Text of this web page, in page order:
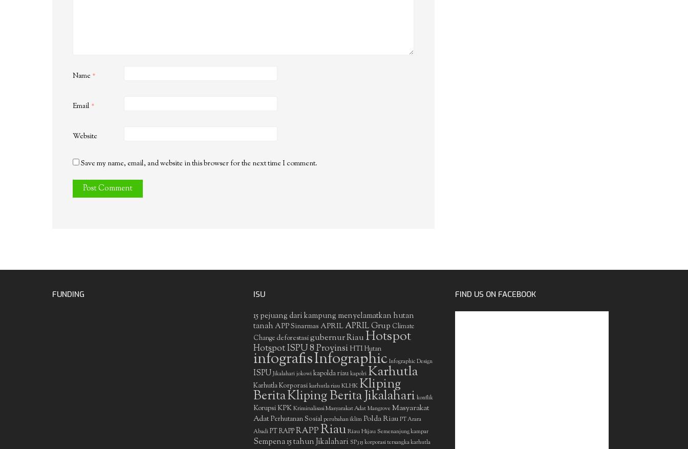
Name *
Email *
Website
Save my name, email, and website in this browser for the next time I comment.
FUNDING ISU
15 pejuang dari kampung menyelamatkan hutan
tanah APP Sinarmas APRIL APRIL Grup Climate
Change deforestasigubernur RiauHotspot
Hotspot ISPU 8 ProvinsiHTIHutan
infografisInfographic Infographic Design
ISPU Jikalahari jokowi kapolda riau kapolri Karhutla
Karhutla Korporasi karhutla riau KLHKKliping
BeritaKliping Berita Jikalahari konflik
Korupsi KPK Kriminalisasi Masyarakat Adat Mangrove Masyarakat
AdatPerhutanan Sosial perubahan iklim Polda Riau PT Arara
Abadi PT RAPPRAPPRiauRiau Hijau Semenanjung kampar
Sempena 15 tahun Jikalahari SP3 15 korporasi tersangka karhutla
FIND US ON FACEBOOK